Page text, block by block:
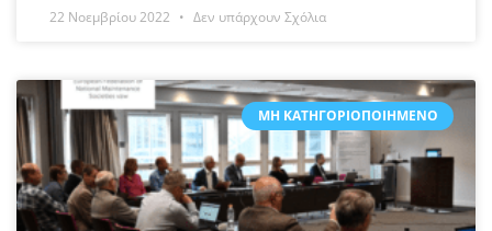
22 Νοεμβρίου 2022 Δεν υπάρχουν Σχόλια
ΜΗ ΚΑΤΗΓΟΡΙΟΠΟΙΗΜΈΝΟ